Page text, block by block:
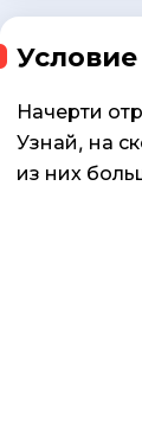
Условие
Начерти
Узнай, на
из них